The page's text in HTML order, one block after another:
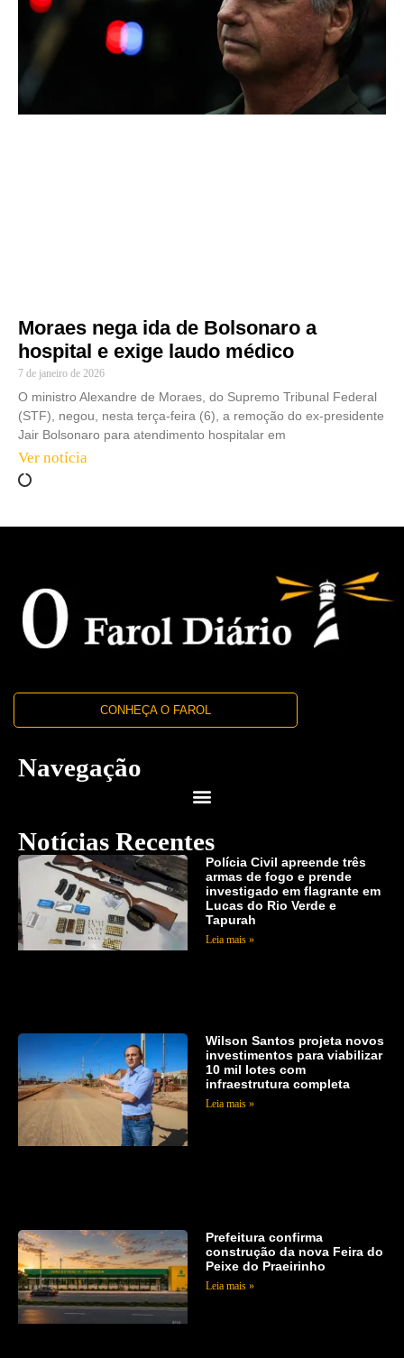
Moraes nega ida de Bolsonaro a
hospital e exige laudo médico
7 de janeiro de 2026
O ministro Alexandre de Moraes, do Supremo Tribunal Federal
(STF), negou, nesta terça-feira (6), a remoção do ex-presidente
Jair Bolsonaro para atendimento hospitalar em
Ver notícia
CONHEÇA O FAROL
Navegação
Notícias Recentes
Polícia Civil apreende três
armas de fogo e prende
investigado em flagrante em
Lucas do Rio Verde e
Tapurah
Leia mais »
Wilson Santos projeta novos
investimentos para viabilizar
10 mil lotes com
infraestrutura completa
Leia mais »
Prefeitura confirma
construção da nova Feira do
Peixe do Praeirinho
Leia mais »